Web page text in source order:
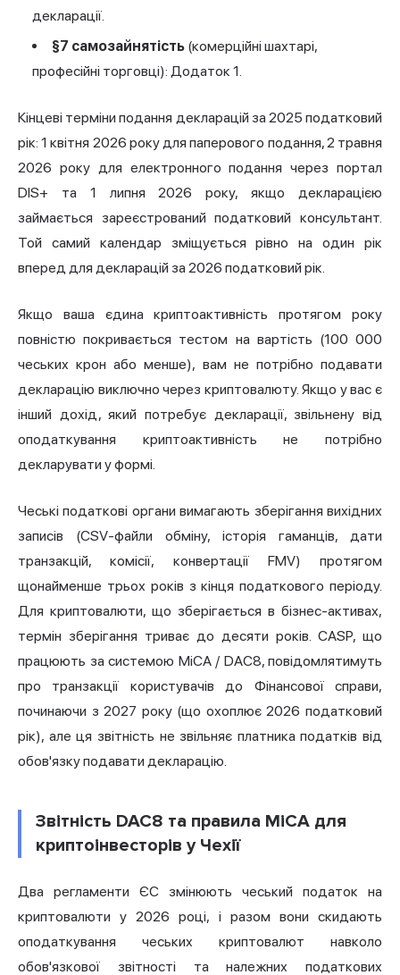
декларації.
§7 самозайнятість (комерційні шахтарі,
професійні торговці): Додаток 1.
Кінцеві терміни подання декларацій за 2025 податковий
рік: 1 квітня 2026 року для паперового подання, 2 травня
2026 року для електронного подання через портал
DIS+ та 1 липня 2026 року, якщо декларацією
займається зареєстрований податковий консультант.
Той самий календар зміщується рівно на один рік
вперед для декларацій за 2026 податковий рік.
Якщо ваша єдина криптоактивність протягом року
повністю покривається тестом на вартість (100 000
чеських крон або менше), вам не потрібно подавати
декларацію виключно через криптовалюту. Якщо у вас є
інший дохід, який потребує декларації, звільнену від
оподаткування криптоактивність не потрібно
декларувати у формі.
Чеські податкові органи вимагають зберігання вихідних
записів (CSV-файли обміну, історія гаманців, дати
транзакцій, комісії, конвертації FMV) протягом
щонайменше трьох років з кінця податкового періоду.
Для криптовалюти, що зберігається в бізнес-активах,
термін зберігання триває до десяти років. CASP, що
працюють за системою MiCA / DAC8, повідомлятимуть
про транзакції користувачів до Фінансової справи,
починаючи з 2027 року (що охоплює 2026 податковий
рік), але ця звітність не звільняє платника податків від
обов'язку подавати декларацію.
Звітність DAC8 та правила MiCA для
криптоінвесторів у Чехії
Два регламенти ЄС змінюють чеський податок на
криптовалюти у 2026 році, і разом вони скидають
оподаткування чеських криптовалют навколо
обов'язкової звітності та належних податкових